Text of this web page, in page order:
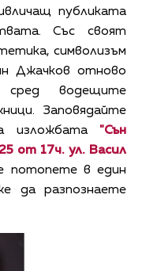
публиката
Със своят
символизъм
Джачков отново
сред водещите
Заповядайте
изложбата "Сън
от 17ч. ул. Васил
потопете в един
да разпознаете